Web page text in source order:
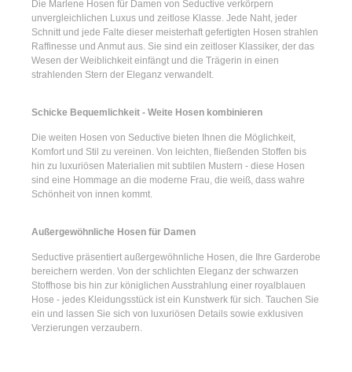
Die Marlene Hosen für Damen von Seductive verkörpern
unvergleichlichen Luxus und zeitlose Klasse. Jede Naht, jeder
Schnitt und jede Falte dieser meisterhaft gefertigten Hosen strahlen
Raffinesse und Anmut aus. Sie sind ein zeitloser Klassiker, der das
Wesen der Weiblichkeit einfängt und die Trägerin in einen
strahlenden Stern der Eleganz verwandelt.
Schicke Bequemlichkeit - Weite Hosen kombinieren
Die weiten Hosen von Seductive bieten Ihnen die Möglichkeit,
Komfort und Stil zu vereinen. Von leichten, fließenden Stoffen bis
hin zu luxuriösen Materialien mit subtilen Mustern - diese Hosen
sind eine Hommage an die moderne Frau, die weiß, dass wahre
Schönheit von innen kommt.
Außergewöhnliche Hosen für Damen
Seductive präsentiert außergewöhnliche Hosen, die Ihre Garderobe
bereichern werden. Von der schlichten Eleganz der schwarzen
Stoffhose bis hin zur königlichen Ausstrahlung einer royalblauen
Hose - jedes Kleidungsstück ist ein Kunstwerk für sich. Tauchen Sie
ein und lassen Sie sich von luxuriösen Details sowie exklusiven
Verzierungen verzaubern.